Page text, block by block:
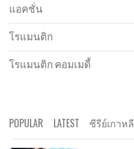
แอคชั่น
โรแมนติก
โรแมนติก คอมเมดี้
POPULAR LATEST ซีรีย์เกาหลี